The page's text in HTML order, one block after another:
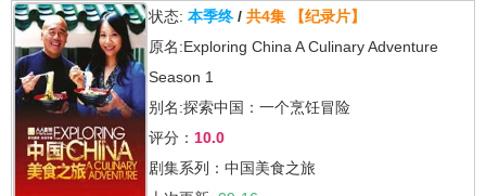
状态: 本季终/ 共4集 【纪录片】
原名:Exploring China A Culinary Adventure
Season 1
别名:探索中国：一个烹饪冒险
评分： 10.0
剧集系列：中国美食之旅